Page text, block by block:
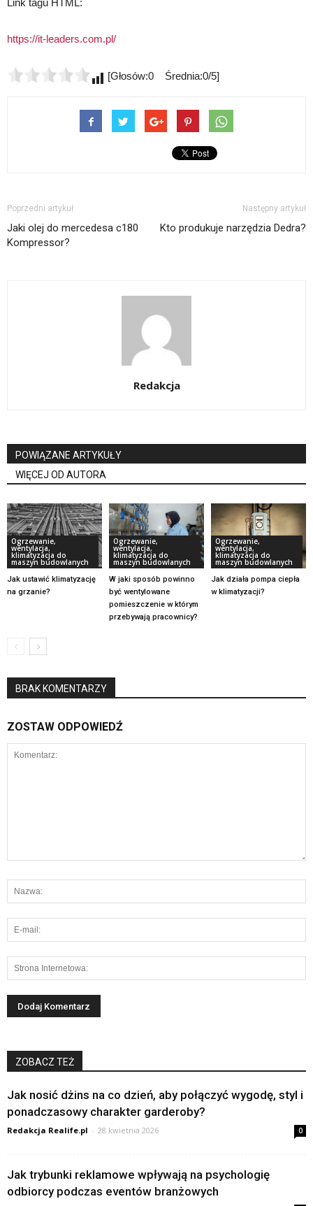
https://it-leaders.com.pl/
[Głosów:0 Średnia:0/5]
Poprzedni artykuł
Jaki olej do mercedesa c180
Kompressor?
Następny artykuł
Kto produkuje narzędzia Dedra?
Redakcja
POWIĄZANE ARTYKUŁY
WIĘCEJ OD AUTORA
Ogrzewanie,
wentylacja,
klimatyzacja do
maszyn budowlanych
Jak ustawić klimatyzację
na grzanie?
Ogrzewanie,
wentylacja,
klimatyzacja do
maszyn budowlanych
W jaki sposób powinno
być wentylowane
pomieszczenie w którym
przebywają pracownicy?
Ogrzewanie,
wentylacja,
klimatyzacja do
maszyn budowlanych
Jak działa pompa ciepła
w klimatyzacji?
BRAK KOMENTARZY
ZOSTAW ODPOWIEDŹ
ZOBACZ TEŻ
Jak nosić dżins na co dzień, aby połączyć wygodę, styl i
ponadczasowy charakter garderoby?
Redakcja Realife.pl - 28 kwietnia 2026 0
Jak trybunki reklamowe wpływają na psychologię
odbiorcy podczas eventów branżowych